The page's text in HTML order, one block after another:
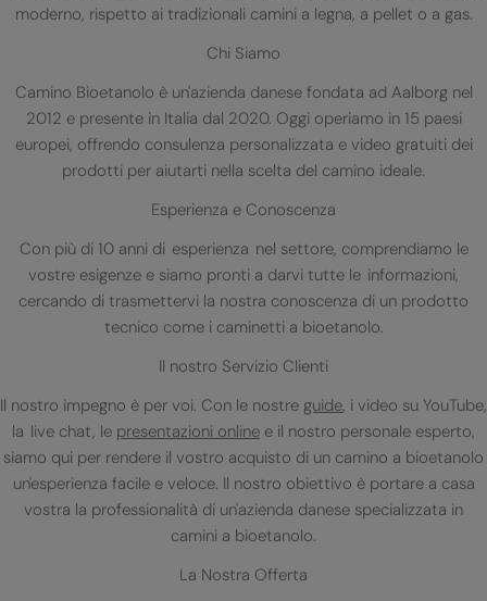
moderno, rispetto ai tradizionali camini a legna, a pellet o a gas.
Chi Siamo
Camino Bioetanolo è un'azienda danese fondata ad Aalborg nel
2012 e presente in Italia dal 2020. Oggi operiamo in 15 paesi
europei, offrendo consulenza personalizzata e video gratuiti dei
prodotti per aiutarti nella scelta del camino ideale.
Esperienza e Conoscenza
Con più di 10 anni di esperienza nel settore, comprendiamo le
vostre esigenze e siamo pronti a darvi tutte le informazioni,
cercando di trasmettervi la nostra conoscenza di un prodotto
tecnico come i caminetti a bioetanolo.
Il nostro Servizio Clienti
Il nostro impegno è per voi. Con le nostre guide, i video su YouTube,
la live chat, le presentazioni online e il nostro personale esperto,
siamo qui per rendere il vostro acquisto di un camino a bioetanolo
un'esperienza facile e veloce. Il nostro obiettivo è portare a casa
vostra la professionalità di un'azienda danese specializzata in
camini a bioetanolo.
La Nostra Offerta